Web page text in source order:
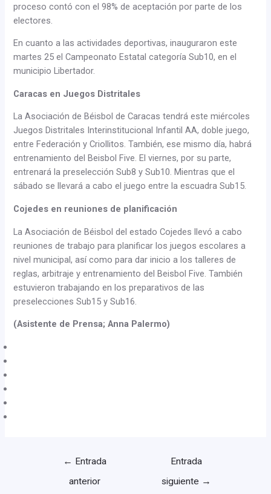
proceso contó con el 98% de aceptación por parte de los
electores.
En cuanto a las actividades deportivas, inauguraron este
martes 25 el Campeonato Estatal categoría Sub10, en el
municipio Libertador.
Caracas en Juegos Distritales
La Asociación de Béisbol de Caracas tendrá este miércoles
Juegos Distritales Interinstitucional Infantil AA, doble juego,
entre Federación y Criollitos. También, ese mismo día, habrá
entrenamiento del Beisbol Five. El viernes, por su parte,
entrenará la preselección Sub8 y Sub10. Mientras que el
sábado se llevará a cabo el juego entre la escuadra Sub15.
Cojedes en reuniones de planificación
La Asociación de Béisbol del estado Cojedes llevó a cabo
reuniones de trabajo para planificar los juegos escolares a
nivel municipal, así como para dar inicio a los talleres de
reglas, arbitraje y entrenamiento del Beisbol Five. También
estuvieron trabajando en los preparativos de las
preselecciones Sub15 y Sub16.
(Asistente de Prensa; Anna Palermo)
← Entrada
anterior
Entrada
siguiente →